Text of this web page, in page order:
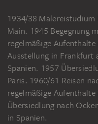
1934/38
Main. 1945 Begegnung
regelmäßige
Ausstellung in Frankfurt
Spanien. 1957
Paris. 1960/61 Reisen
regelmäßige
Übersiedlung nach
in Spanien.